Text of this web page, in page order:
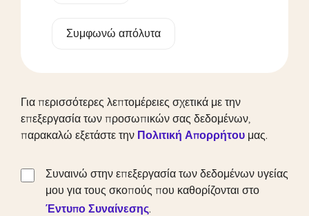
Συμφωνώ απόλυτα
Για περισσότερες λεπτομέρειες σχετικά με την
επεξεργασία των προσωπικών σας δεδομένων,
παρακαλώ εξετάστε την Πολιτική Απορρήτου μας.
Συναινώ στην επεξεργασία των δεδομένων υγείας
μου για τους σκοπούς που καθορίζονται στο
Έντυπο Συναίνεσης.